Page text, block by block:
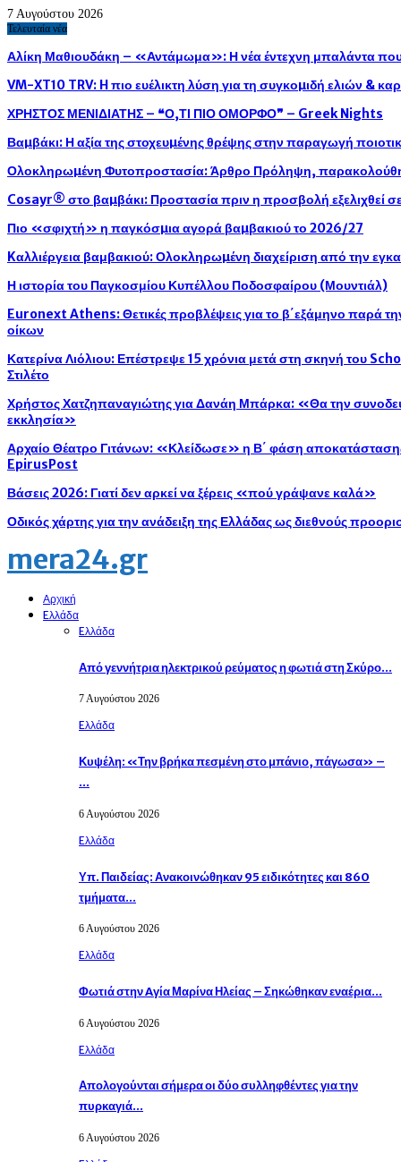
7 Αυγούστου 2026
Τελευταία νέα
Αλίκη Μαθιουδάκη – «Αντάμωμα»: Η νέα έντεχνη μπαλάντα
VM-XT10 TRV: H πιο ευέλικτη λύση για τη συγκοµιδή ελιών &
ΧΡΗΣΤΟΣ ΜΕΝΙΔΙΑΤΗΣ – ❝Ο,ΤΙ ΠΙΟ ΟΜΟΡΦΟ❞ – Greek Nights
Βαµβάκι: Η αξία της στοχευµένης θρέψης στην παραγωγή
Ολοκληρωµένη Φυτοπροστασία: Άρθρο Πρόληψη,
Cosayr® στο βαµβάκι: Προστασία πριν η προσβολή εξελιχθεί
Πιο «σφιχτή» η παγκόσµια αγορά βαµβακιού το 2026/27
Kαλλιέργεια βαμβακιού: Ολοκληρωµένη διαχείριση από την
Η ιστορία του Παγκοσμίου Κυπέλλου Ποδοσφαίρου (Μουντιάλ)
Euronext Athens: Θετικές προβλέψεις για το β΄εξάμηνο παρά
οίκων
Κατερίνα Λιόλιου: Επέστρεψε 15 χρόνια μετά στη σκηνή του
Στιλέτο
Χρήστος Χατζηπαναγιώτης για Δανάη Μπάρκα: «Θα την
εκκλησία»
Αρχαίο Θέατρο Γιτάνων: «Κλείδωσε» η Β΄ φάση
EpirusPost
Βάσεις 2026: Γιατί δεν αρκεί να ξέρεις «πού γράψανε καλά»
Οδικός χάρτης για την ανάδειξη της Ελλάδας ως διεθνούς
mera24.gr
Αρχική
Eλλάδα
Eλλάδα
Από γεννήτρια ηλεκτρικού ρεύματος η φωτιά στη Σκύρο…
7 Αυγούστου 2026
Eλλάδα
Κυψέλη: «Την βρήκα πεσμένη στο μπάνιο, πάγωσα» –
…
6 Αυγούστου 2026
Eλλάδα
Υπ. Παιδείας: Ανακοινώθηκαν 95 ειδικότητες και 860
τμήματα…
6 Αυγούστου 2026
Eλλάδα
Φωτιά στην Aγία Μαρίνα Ηλείας – Σηκώθηκαν εναέρια…
6 Αυγούστου 2026
Eλλάδα
Απολογούνται σήμερα οι δύο συλληφθέντες για την
πυρκαγιά…
6 Αυγούστου 2026